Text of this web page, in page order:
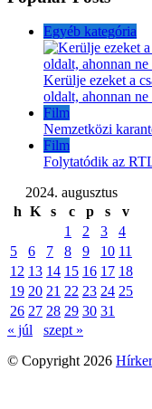
Egyéb kategória
Kerülje ezeket a
oldalt, ahonnan
Film
Nemzetközi
Film
Folytatódik az
2024. augusztus
h K s c p s
v
1
2 3
4
5
6 7 8 9 10 11
12 13 14 15 16 17 18
19 20 21 22 23 24 25
26 27 28 29 30 31
« júl
szept »
© Copyright 2026